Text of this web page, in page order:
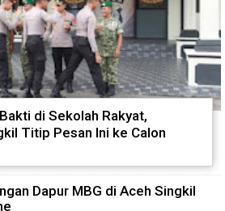
di Sekolah Rakyat,
Titip Pesan Ini ke Calon
Dapur MBG di Aceh Singkil